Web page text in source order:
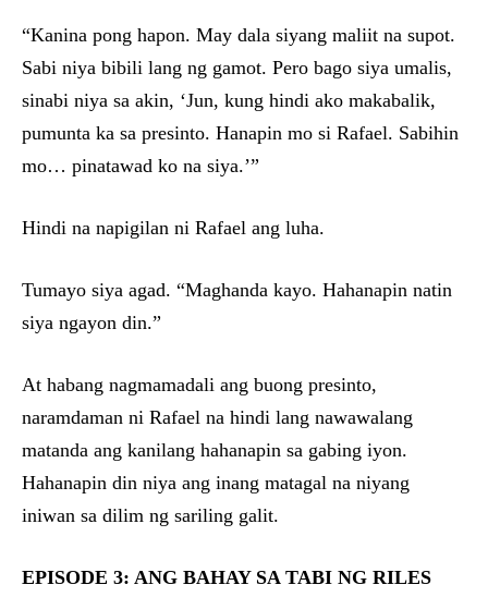
“Kanina pong hapon. May dala siyang maliit na supot.
Sabi niya bibili lang ng gamot. Pero bago siya umalis,
sinabi niya sa akin, ‘Jun, kung hindi ako makabalik,
pumunta ka sa presinto. Hanapin mo si Rafael. Sabihin
mo… pinatawad ko na siya.’”
Hindi na napigilan ni Rafael ang luha.
Tumayo siya agad. “Maghanda kayo. Hahanapin natin
siya ngayon din.”
At habang nagmamadali ang buong presinto,
naramdaman ni Rafael na hindi lang nawawalang
matanda ang kanilang hahanapin sa gabing iyon.
Hahanapin din niya ang inang matagal na niyang
iniwan sa dilim ng sariling galit.
EPISODE 3: ANG BAHAY SA TABI NG RILES